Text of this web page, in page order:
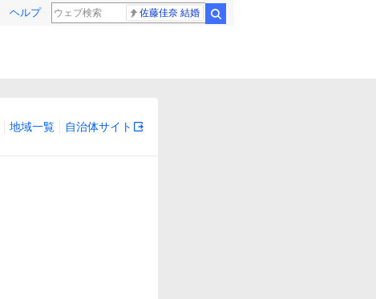
ヘルプ 佐藤佳奈 結婚
地域一覧 自治体サイト